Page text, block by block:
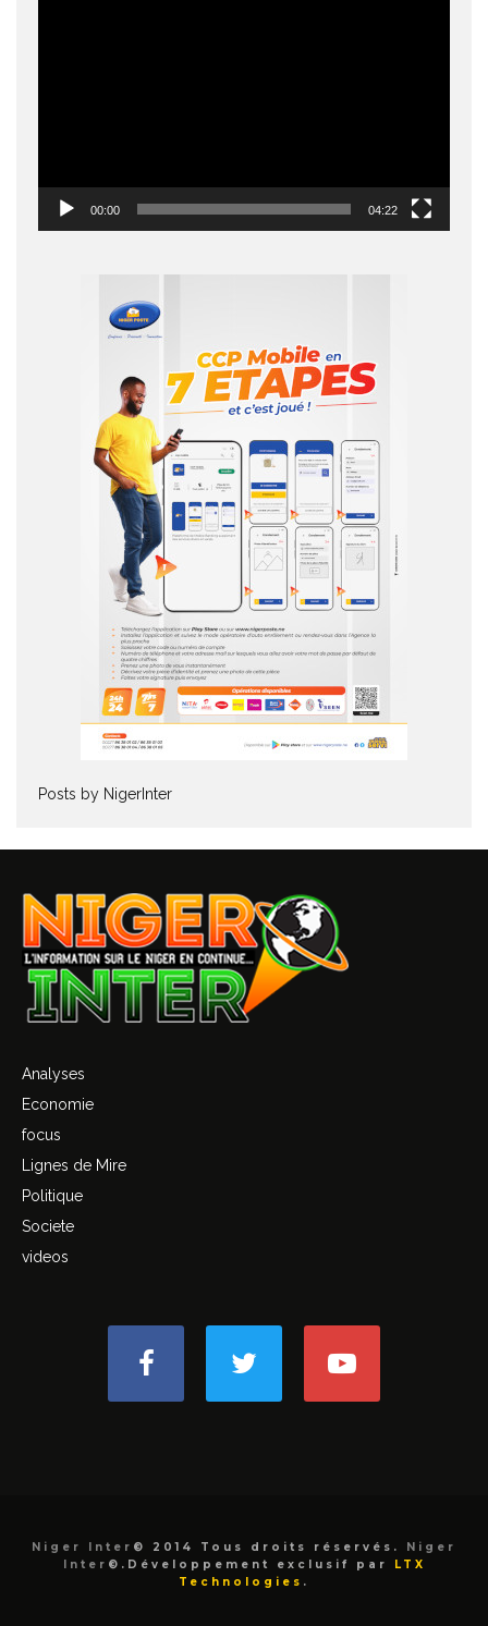
00:00 04:22
Posts by NigerInter
Analyses
Economie
focus
Lignes de Mire
Politique
Societe
videos
Niger Inter © 2014 Tous droits réservés. Niger
Inter ©.Développement exclusif par
LTX
Technologies .